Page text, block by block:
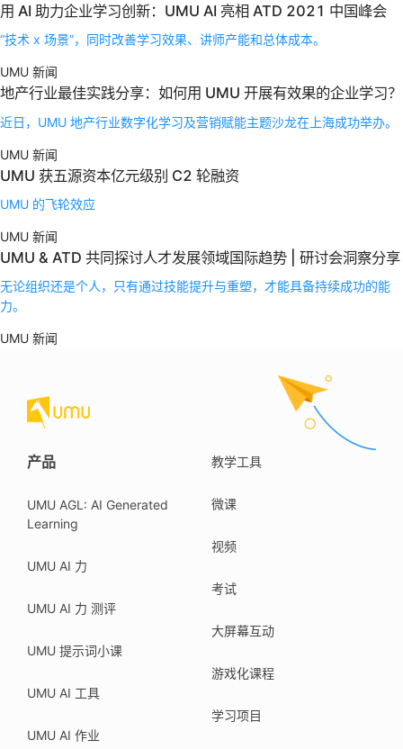
用 AI 助力企业学习创新：UMU AI 亮相 ATD 2021 中国峰会
“技术 x 场景”，同时改善学习效果、讲师产能和总体成本。
UMU 新闻
地产行业最佳实践分享：如何用 UMU 开展有效果的企业学习？
近日，UMU 地产行业数字化学习及营销赋能主题沙龙在上海成功举办。
UMU 新闻
UMU 获五源资本亿元级别 C2 轮融资
UMU 的飞轮效应
UMU 新闻
UMU & ATD 共同探讨人才发展领域国际趋势 | 研讨会洞察分享
无论组织还是个人，只有通过技能提升与重塑，才能具备持续成功的能
力。
UMU 新闻
产品
UMU AGL: AI Generated
Learning
UMU AI 力
UMU AI 力 测评
UMU 提示词小课
UMU AI 工具
UMU AI 作业
教学工具
微课
视频
考试
大屏幕互动
游戏化课程
学习项目